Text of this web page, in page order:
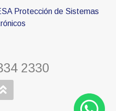
Protección de Sistemas
2330